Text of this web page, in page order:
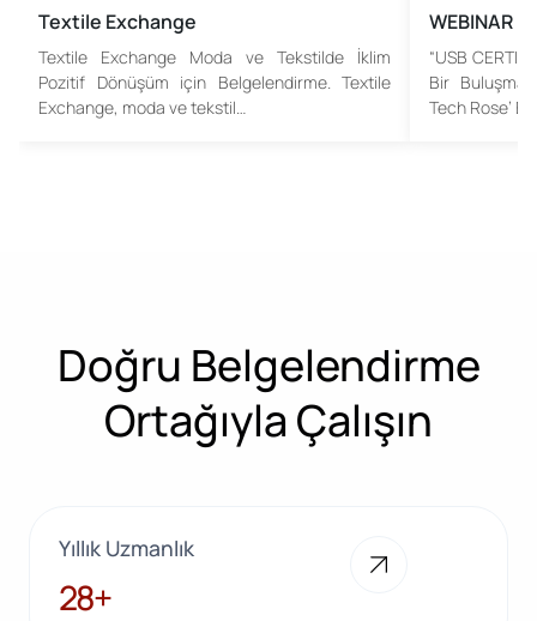
Textile Exchange
Textile Exchange Moda ve Tekstilde İklim
Pozitif Dönüşüm için Belgelendirme. Textile
Exchange, moda ve tekstil…
WEBINAR
“USB
Bir Buluşma:
Tech Rose’
Doğru Belgelendirme
Ortağıyla Çalışın
Yıllık Uzmanlık
28+
28+